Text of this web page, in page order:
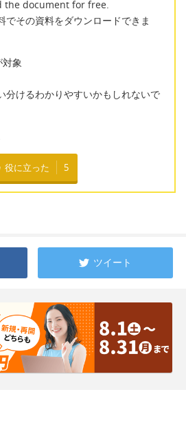
the document for free.
でその資料をダウンロードできま
象
分けるわかりやすいかもしれないで
役に立った 5
ツイート